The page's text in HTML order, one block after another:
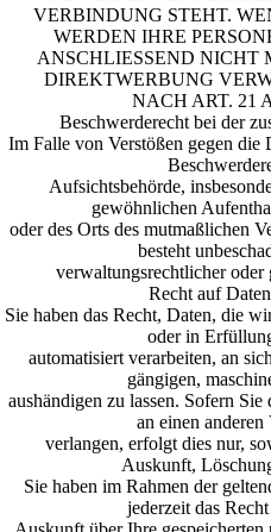
VERBINDUNG STEHT.
WERDEN IHRE
ANSCHLIESSEND NICHT
DIREKTWERBUNG
NACH ART. 21
Beschwerderecht bei der
Im Falle von Verstößen gegen
Aufsichtsbehörde,
gewöhnlichen
oder des Orts des mutmaßlichen
besteht
verwaltungsrechtlicher oder
Recht auf
Sie haben das Recht, Daten, die
oder in
automatisiert verarbeiten, an
gängigen,
aushändigen zu lassen. Sofern
an einen
verlangen, erfolgt dies nur,
Auskunft,
Sie haben im Rahmen der
jederzeit das